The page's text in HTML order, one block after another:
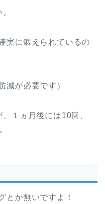
実に鍛えられているの
減が必要です）
１ヵ月後には10回、
とか無いですよ！